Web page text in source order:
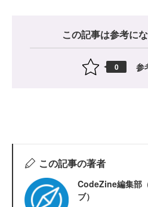
この記事は参考に
0 参
この記事の著者
CodeZine編集部
ブ）